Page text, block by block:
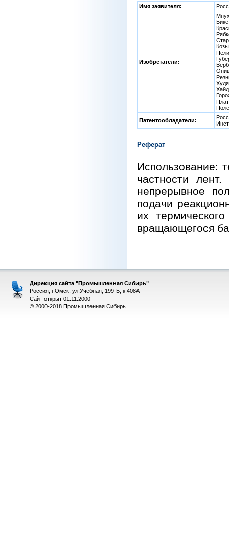
Имя заявителя:
Изобретатели:
Патентообладатели:
Реферат
Использование:
частности
непрерывное
подачи
их
вращающегося
Дирекция сайта "Промышленная Сибирь"
Россия, г.Омск, ул.Учебная, 199-Б, к.408А
Сайт открыт 01.11.2000
© 2000-2018 Промышленная Сибирь